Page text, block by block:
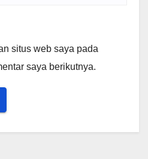
situs web saya pada
saya berikutnya.